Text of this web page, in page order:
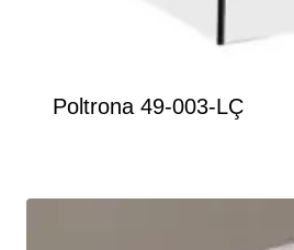
Poltrona 49-003-LÇ